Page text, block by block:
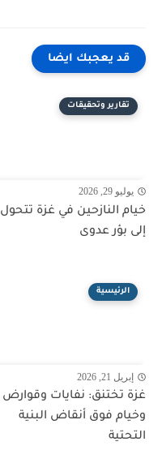
قد يعجبك ايضا
تقارير وتحقيقات
يوليو 29, 2026
خيام النازحين في غزة تتحول
إلى بؤر عدوى
الرئيسية
إبريل 21, 2026
غزة تختنق: نفايات وقوارض
وخيام فوق أنقاض البنية
التحتية